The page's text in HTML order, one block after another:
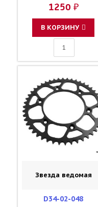
CRF450X 05-25
CRF450RX 17-24
CR500R 90-01 /
670 22201-KZ3-730
1250 ₽
В КОРЗИНУ
Звезда ведомая
D34-02-048